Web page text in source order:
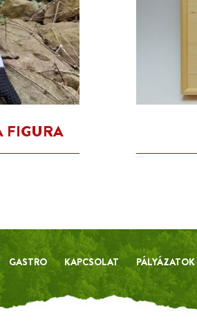
FIGURA
GASTRO KAPCSOLAT PÁLYÁZATOK